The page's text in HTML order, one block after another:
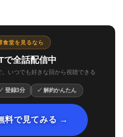
食堂を見るなら
で全話配信中
いつでも好きな回から視聴できる
登録3分 ✓ 解約かんたん
料で見てみる →